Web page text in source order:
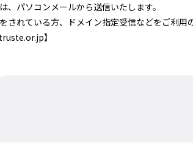
、パソコンメールから送信いたします。
されている方、ドメイン指定受信などをご利用
】